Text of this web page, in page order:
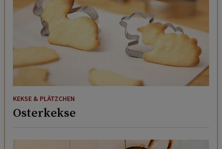
KEKSE & PLÄTZCHEN
Osterkekse